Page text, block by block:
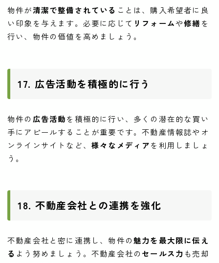
物件が清潔で整備されている ことは、購入希望者に良
い印象を与えます。必要に応じて リフォームや修繕 を
行い、物件の価値を高めましょう。
17. 広告活動を積極的に行う
物件の 広告活動を積極的に行い、多くの潜在的な買い
手にアピールすることが重要です。不動産情報誌やオ
ンラインサイトなど、 様々なメディアを利用しましょ
う。
18. 不動産会社との連携を強化
不動産会社と密に連携し、物件の魅力を最大限に伝え
る よう努めましょう。不動産会社の セールス力 も売却